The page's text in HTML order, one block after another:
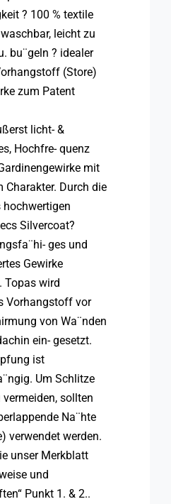
? 100 % textile
leicht zu
bu¨geln ? idealer
(Store)
zum Patent
licht- &
Hochfre- quenz
mit
Charakter. Durch die
hochwertigen
Silvercoat?
ges und
Gewirke
Topas wird
Vorhangstoff vor
von Wa¨nden
ein- gesetzt.
ist
Um Schlitze
sollten
Na¨hte
verwendet werden.
unser Merkblatt
und
Punkt 1. & 2..